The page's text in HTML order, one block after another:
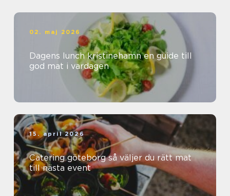
02. maj 2026
Dagens lunch kristinehamn en guide till
god mat i vardagen
15. april 2026
Catering göteborg så väljer du rätt mat
till nästa event